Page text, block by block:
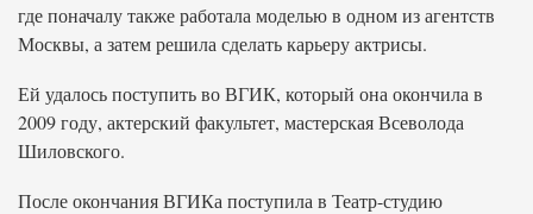
где поначалу также работала моделью в одном из агентств
Москвы, а затем решила сделать карьеру актрисы.
Ей удалось поступить во ВГИК, который она окончила в
2009 году, актерский факультет, мастерская Всеволода
Шиловского.
После окончания ВГИКа поступила в Театр-студию